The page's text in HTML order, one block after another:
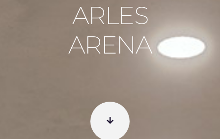
ARLES
ARENA